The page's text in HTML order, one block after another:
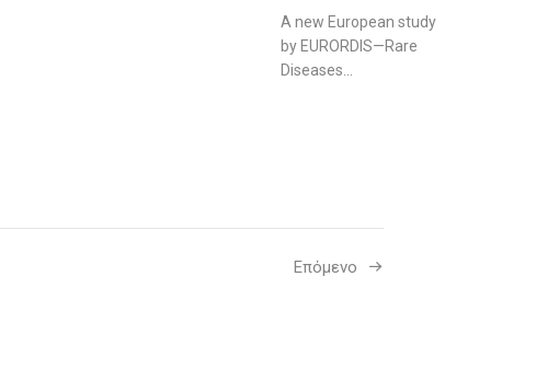
A new European study
by EURORDIS—Rare
Diseases...
Επόμενο